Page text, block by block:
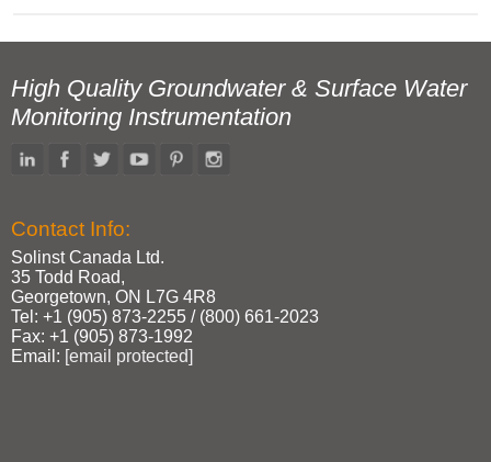
High Quality Groundwater & Surface Water
Monitoring Instrumentation
Contact Info:
Solinst Canada Ltd.
35 Todd Road,
Georgetown, ON L7G 4R8
Tel: +1 (905) 873‑2255 / (800) 661‑2023
Fax: +1 (905) 873‑1992
Email: [email protected]